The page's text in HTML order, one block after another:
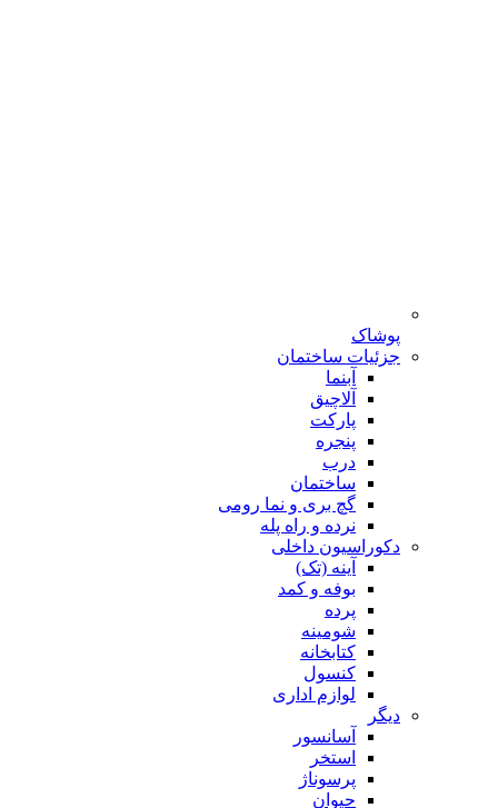
پوشاک
جزئیات ساختمان
آبنما
آلاچیق
پارکت
پنجره
درب
ساختمان
گچ بری و نما رومی
نرده و راه پله
دکوراسیون داخلی
آینه (تک)
بوفه و کمد
پرده
شومینه
کتابخانه
کنسول
لوازم اداری
دیگر
آسانسور
استخر
پرسوناژ
حیوان